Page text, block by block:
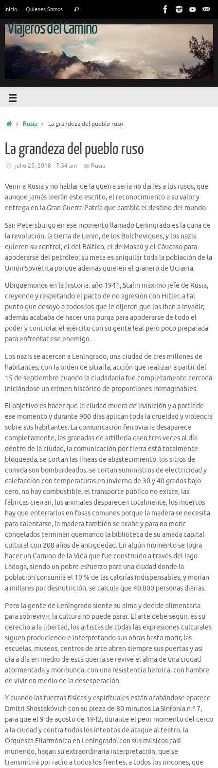
Inicio Quienes Somos
Viajeros del Camino
Rusia La grandeza del pueblo ruso
La grandeza del pueblo ruso
julio 25, 2018 - 7:34 am Rusia
Venir a Rusia y no hablar de la guerra sería no darles a los rusos, que
aunque jamás leerán este escrito, el reconocimiento a su valor y
entrega en la Gran Guerra Patria que cambió el destino del mundo.
San Petersburgo en ese momento llamado Leningrado es la cuna de
la revolución, la tierra de Lenin, de los Bolcheviques, y los nazis
quieren su control, el del Báltico, el de Moscú y el Cáucaso para
apoderarse del petróleo; su meta es aniquilar toda la población de la
Unión Soviética porque además quieren el granero de Ucrania.
Ubiquémonos en la historia: año 1941, Stalin máximo jefe de Rusia,
creyendo y respetando el pacto de no agresión con Hitler, a tal
punto que desoyó a todos los que le dijeron que los iban a invadir;
además acababa de hacer una purga para apoderarse de todo el
poder y controlar el ejército con su gente leal pero poco preparada
para enfrentar ese enemigo.
Los nazis se acercan a Leningrado, una ciudad de tres millones de
habitantes, con la orden de sitiarla, acción que realizan a partir del
15 de septiembre cuando la ciudadanía fue completamente cercada
iniciándose un crimen histórico de proporciones inimaginables.
El objetivo es hacer que la ciudad muera de inanición y a partir de
ese momento y durante 900 días aplican toda la crueldad y violencia
sobre sus habitantes. La comunicación ferroviaria desaparece
completamente, las granadas de artillería caen tres veces al día
dentro de la ciudad, la comunicación por tierra está totalmente
bloqueada, se cortan las líneas de abastecimiento, los sitios de
comida son bombardeados, se cortan suministros de electricidad y
calefacción con temperaturas en invierno de 30 y 40 grados bajo
cero, no hay combustible, el transporte público no existe, las
fábricas cierran, los animales desparecen totalmente, los muertos
hay que enterrarlos en fosas comunes porque la madera se necesita
para calentarse, la madera también se acaba y para no morir
congelados terminan quemando la biblioteca de su amada capital
cultural con 200 años de antigüedad. En algún momento se logra
hacer un Camino de la Vida que fue construido a través del lago
Ládoga, siendo un pobre esfuerzo para una ciudad donde la
población consumía el 10 % de las calorías indispensables, y morían
a millares por desnutrición, se calcula que 40,000 personas diarias.
Pero la gente de Leningrado siente su alma y decide alimentarla
para sobrevivir, la cultura no puede parar. El arte debe seguir, es su
derecho a la libertad, los artistas de todas las expresiones culturales
siguen produciendo e interpretando sus obras hasta morir, las
escuelas, museos, centros de arte abren siempre sus puertas y así
día a día en medio de esta guerra se revive el alma de una ciudad
atormentada y moribunda, con una resistencia heroica, con hambre
de vivir en medio de la desesperación.
Y cuando las fuerzas físicas y espirituales están acabándose aparece
Dmitri Shostakóvich con su pieza de 80 minutos La Sinfonía n.º 7,
para que el 9 de agosto de 1942, durante el peor momento del cerco
a la ciudad y contra todos los intentos de ataque al teatro, la
Orquesta Filarmónica en Leningrado, con sus músicos casi
muriendo, hagan su extraordinaria interpretación, que se
transmitirá por radio a todos los frentes, a todos los rincones, que